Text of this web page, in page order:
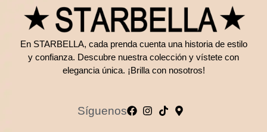
En STARBELLA, cada prenda cuenta una historia de estilo
y confianza. Descubre nuestra colección y vístete con
elegancia única. ¡Brilla con nosotros!
Síguenos